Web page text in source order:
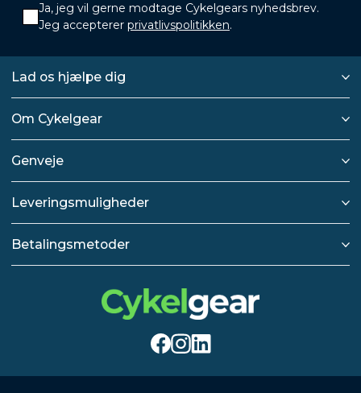
Ja, jeg vil gerne modtage Cykelgears nyhedsbrev.
Jeg accepterer privatlivspolitikken.
Lad os hjælpe dig
Om Cykelgear
Genveje
Leveringsmuligheder
Betalingsmetoder